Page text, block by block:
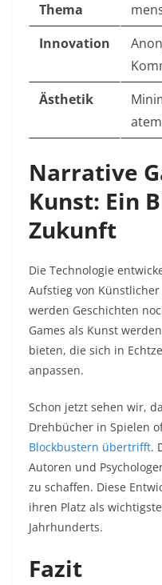
Thema
Innovation
Ästhetik
Narrative
Kunst: Ein
Zukunft
Die Technologie
Aufstieg von
werden Geschichten
Games als Kunst
bieten, die sich in
anpassen.
Schon jetzt sehen wir,
Drehbücher in Spielen
Blockbustern übertrifft.
Autoren und
zu schaffen. Diese
ihren Platz als
Jahrhunderts.
Fazit